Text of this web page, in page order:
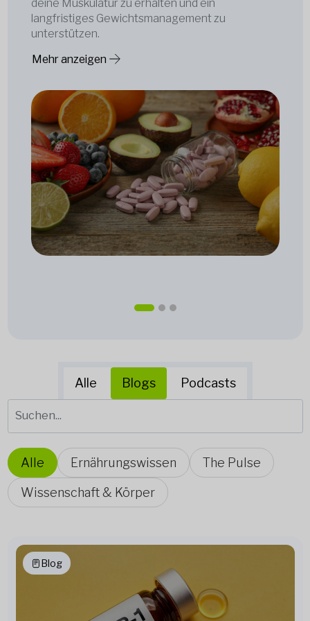
deine Muskulatur zu erhalten und ein
langfristiges Gewichtsmanagement zu
unterstützen.
Mehr anzeigen
Alle Blogs Podcasts
Alle Ernährungswissen The Pulse
Wissenschaft & Körper
Blog